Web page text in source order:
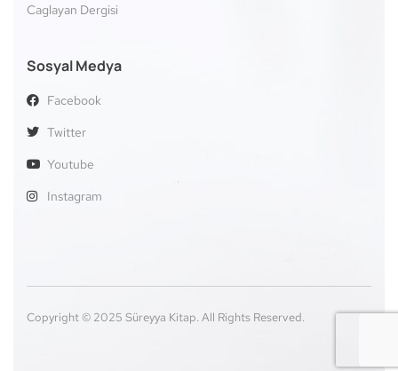
Caglayan Dergisi
Sosyal Medya
Facebook
Twitter
Youtube
Instagram
Copyright © 2025 Süreyya Kitap. All Rights Reserved.